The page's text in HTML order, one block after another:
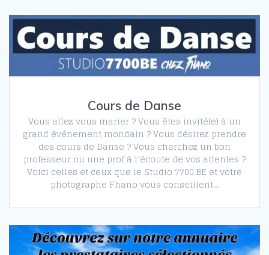
Cours de Danse
Vous allez vous marier ? Vous êtes invité(e) à un
grand événement mondain ? Vous désirez prendre
des cours de Danse ? Vous cherchez un bon
professeur ou une prof à l’écoute de vos attentes ?
Voici celles et ceux que le Studio 7700.BE et votre
photographe Fhano vous conseillent…